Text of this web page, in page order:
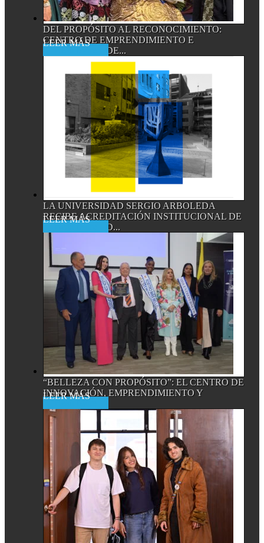
DEL PROPÓSITO AL RECONOCIMIENTO:
CENTRO DE EMPRENDIMIENTO E
INNOVACIÓN DE...
LA UNIVERSIDAD SERGIO ARBOLEDA
RECIBE ACREDITACIÓN INSTITUCIONAL DE
ALTA CALIDAD...
“BELLEZA CON PROPÓSITO”: EL CENTRO DE
INNOVACIÓN, EMPRENDIMIENTO Y